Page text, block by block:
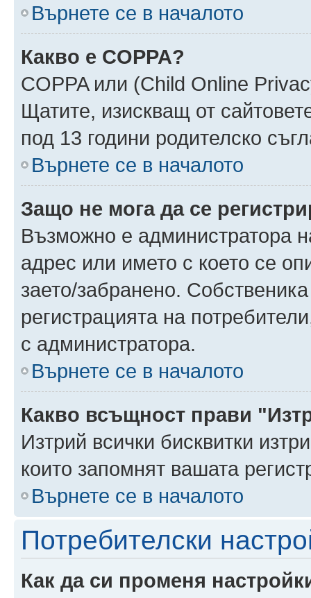
Върнете се в началото
Какво е COPPA?
COPPA или (Child Online
Щатите, изискващ от
под 13 години родителско
Върнете се в началото
Защо не мога да се
Възможно е администратора
адрес или името с което се
заето/забранено.
регистрацията на
с администратора.
Върнете се в началото
Какво всъщност прави
Изтрий всички бисквитки
които запомнят вашата
Върнете се в началото
Потребителски
Как да си променя